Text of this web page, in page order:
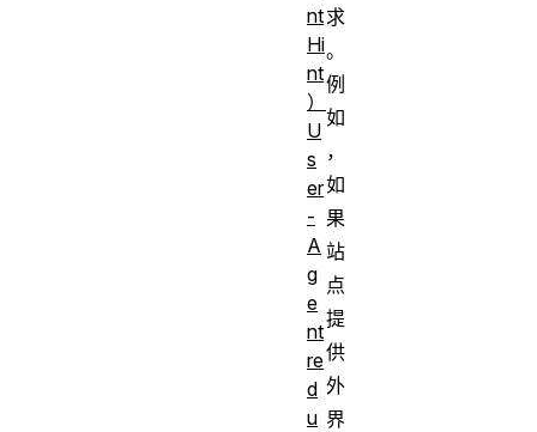
求
。
例
如
，
如
果
站
点
提
供
外
界
nt
Hi
nt
）
U
s
er
-
A
g
e
nt
re
d
u